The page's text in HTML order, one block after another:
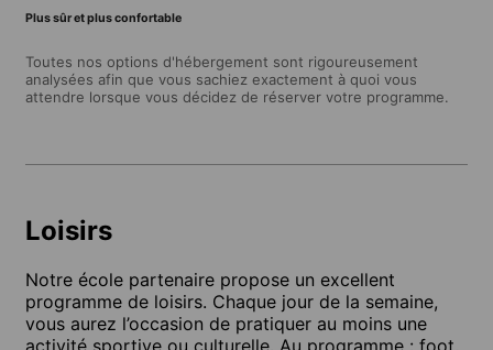
Plus sûr et plus confortable
Toutes nos options d'hébergement sont rigoureusement
analysées afin que vous sachiez exactement à quoi vous
attendre lorsque vous décidez de réserver votre programme.
Loisirs
Notre école partenaire propose un excellent
programme de loisirs. Chaque jour de la semaine,
vous aurez l’occasion de pratiquer au moins une
activité sportive ou culturelle. Au programme : foot,